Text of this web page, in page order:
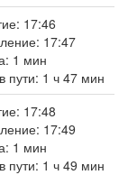
17:46
17:47
1 мин
пути: 1 ч 47 мин
17:48
17:49
1 мин
пути: 1 ч 49 мин